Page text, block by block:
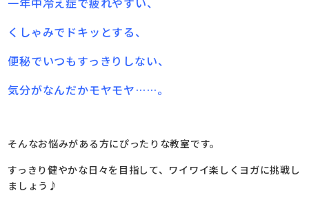
くしゃみでドキッとする、
便秘でいつもすっきりしない、
気分がなんだかモヤモヤ……。
そんなお悩みがある方にぴったりな教室です。
すっきり健やかな日々を目指して、ワイワイ楽しくヨガに挑戦し
ましょう♪